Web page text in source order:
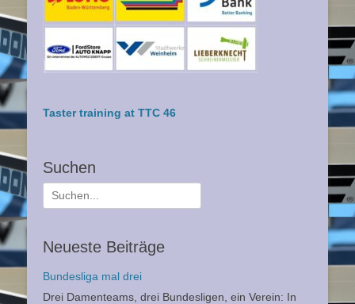
Taster training at TTC 46
Suchen
Suche
nach:
Neueste Beiträge
Bundesliga mal drei
Drei Damenteams, drei Bundesligen, ein Verein: In